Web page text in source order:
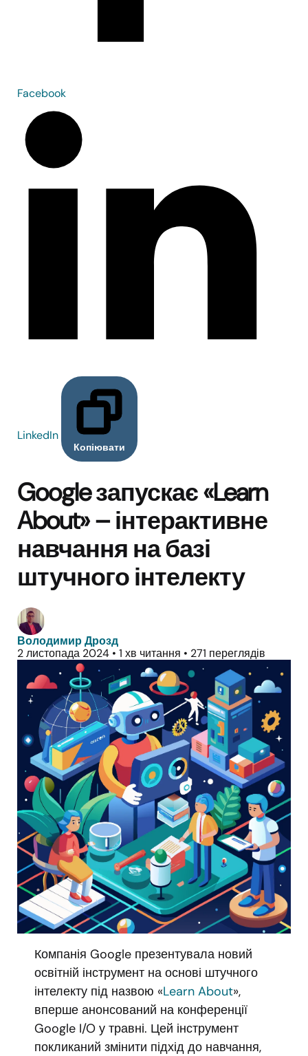
Facebook
LinkedIn
Копіювати
Google запускає «Learn
About» – інтерактивне
навчання на базі
штучного інтелекту
Володимир Дрозд
2 листопада 2024 • 1 хв читання • 271 переглядів
Компанія Google презентувала новий
освітній інструмент на основі штучного
інтелекту під назвою «Learn About»,
вперше анонсований на конференції
Google I/O у травні. Цей інструмент
покликаний змінити підхід до навчання,